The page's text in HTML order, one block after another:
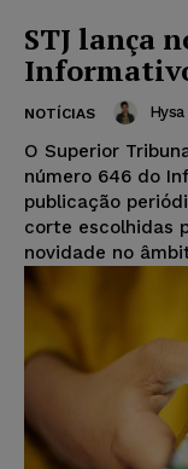
STJ lança
NOTÍCIAS
O Superior
número 646 do
publicação
corte escolhidas pela repercussão jurídica e pela
novidade no